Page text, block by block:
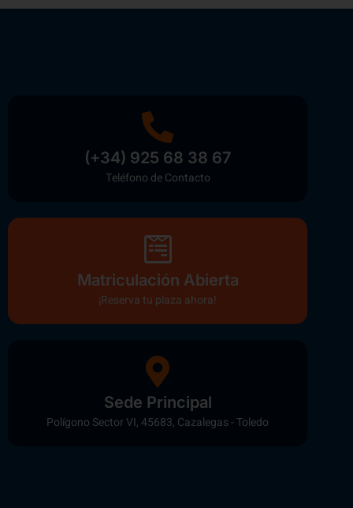
(+34) 925 68 38 67
Teléfono de Contacto
Matriculación Abierta
¡Reserva tu plaza ahora!
Sede Principal
Polígono Sector VI, 45683, Cazalegas - Toledo